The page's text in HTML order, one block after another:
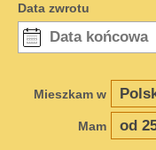
Data zwrotu
Mieszkam w
Mam